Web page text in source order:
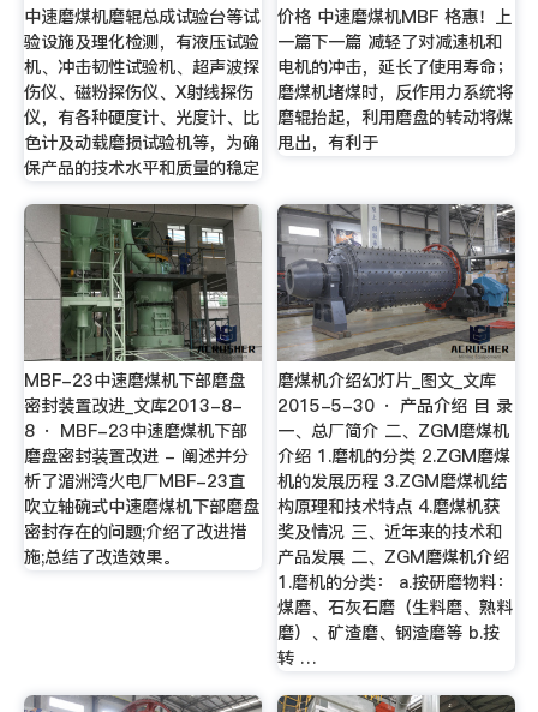
中速磨煤机磨辊总成试验台等试
验设施及理化检测，有液压试验
机、冲击韧性试验机、超声波探
伤仪、磁粉探伤仪、X射线探伤
仪，有各种硬度计、光度计、比
色计及动载磨损试验机等，为确
保产品的技术水平和质量的稳定
价格 中速磨煤机MBF 格惠！上
一篇下一篇 减轻了对减速机和
电机的冲击，延长了使用寿命；
磨煤机堵煤时，反作用力系统将
磨辊抬起，利用磨盘的转动将煤
甩出，有利于
MBF-23中速磨煤机下部磨盘
密封装置改进_文库2013-8-
8 · MBF-23中速磨煤机下部
磨盘密封装置改进 - 阐述并分
析了湄洲湾火电厂MBF-23直
吹立轴碗式中速磨煤机下部磨盘
密封存在的问题;介绍了改进措
施;总结了改造效果。
磨煤机介绍幻灯片_图文_文库
2015-5-30 · 产品介绍 目 录
一、总厂简介 二、ZGM磨煤机
介绍 1.磨机的分类 2.ZGM磨煤
机的发展历程 3.ZGM磨煤机结
构原理和技术特点 4.磨煤机获
奖及情况 三、近年来的技术和
产品发展 二、ZGM磨煤机介绍
1.磨机的分类： a.按研磨物料：
煤磨、石灰石磨（生料磨、熟料
磨）、矿渣磨、钢渣磨等 b.按
转 …